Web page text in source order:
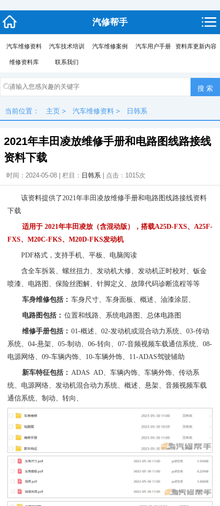
汽修帮手
汽车维修资料 汽车技术培训 汽车维修案例 汽车用户手册 资料库更新内容
维修资料库 联系我们
当前位置： 主页 > 汽车维修资料 > 日韩系
2021年丰田凌放维修手册和电路图线路接线
资料下载
时间：2024-05-08 | 栏目： 日韩系 | 点击： 1015次
该资料提供了2021年丰田凌放维修手册和电路图线路接线资料
下载
适用于 2021年丰田凌放（含混动版），搭载A25D-FXS、A25F-
FXS、M20C-FKS、M20D-FKS发动机
PDF格式，支持手机、平板、电脑阅读
含全车拆装、螺丝扭力、发动机大修、发动机正时校对、钣金
喷漆、电路图、保险丝图解、针脚定义、故障代码诊断流程等等
车身维修包括： 车身尺寸、车身面板、概述、油漆涂层、
电路图包括： 位置和线路、系统电路图、总体电路图
维修手册包括： 01-概述、02-发动机或混合动力系统、03-传动
系统、04-悬架、05-制动、06-转向、07-音频视频车载通信系统、08-
电源网络、09-车辆内饰、10-车辆外饰、11-ADAS驾驶辅助
新车特征包括： ADAS AD、车辆内饰、车辆外饰、传动系
统、电源网络、发动机混合动力系统、概述、悬架、音频视频车载
通信系统、制动、转向、